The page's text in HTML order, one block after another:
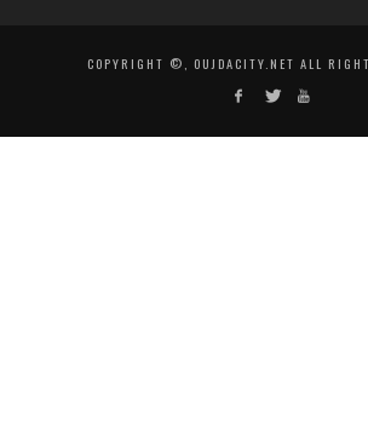
COPYRIGHT ©, OUJDACITY.NET ALL